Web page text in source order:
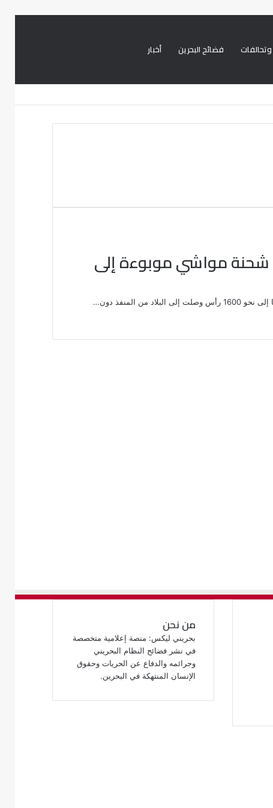
أخبار فضائح البحرين
مواشي موبوءة إلى
المنفذ دون…
من نحن
بحريني ليكس: منصة إعلامية متخصصة
في نشر فضائح النظام البحريني
وجرائمه والدفاع عن الحريات وحقوق
الإنسان المنتهكة في البحرين.